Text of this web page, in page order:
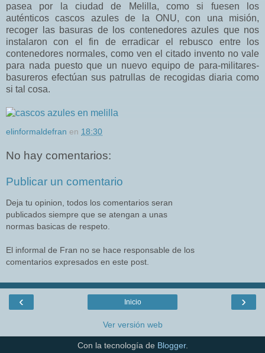
pasea por la ciudad de Melilla, como si fuesen los
auténticos cascos azules de la ONU, con una misión,
recoger las basuras de los contenedores azules que nos
instalaron con el fin de erradicar el rebusco entre los
contenedores normales, como ven el citado invento no vale
para nada puesto que un nuevo equipo de para-militares-
basureros efectúan sus patrullas de recogidas diaria como
si tal cosa.
elinformaldefran en 18:30
No hay comentarios:
Publicar un comentario
Deja tu opinion, todos los comentarios seran
publicados siempre que se atengan a unas
normas basicas de respeto.
El informal de Fran no se hace responsable de los
comentarios expresados en este post.
‹ ›
Inicio
Ver versión web
Con la tecnología de Blogger.